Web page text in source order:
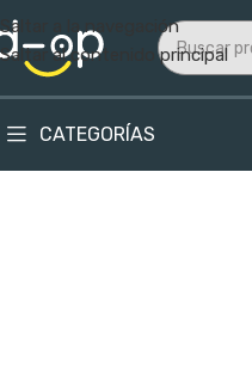
Saltar a la navegación
Saltar al contenido principal
CATEGORÍAS